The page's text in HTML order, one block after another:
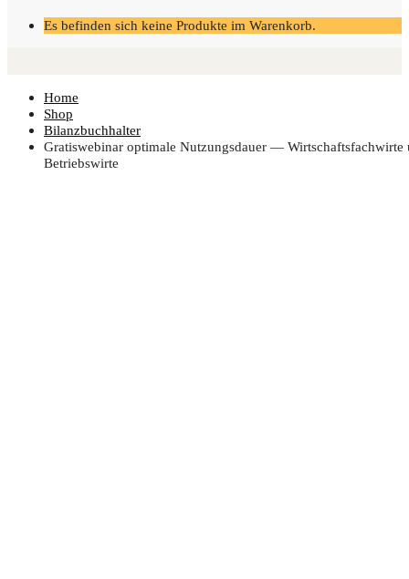
Es befinden sich keine Produkte im Warenkorb.
Home
Shop
Bilanzbuchhalter
Gra­tis­web­i­nar opti­ma­le Nut­zungs­dau­er — Wirt­schafts­fach­wir­te
Betriebswirte